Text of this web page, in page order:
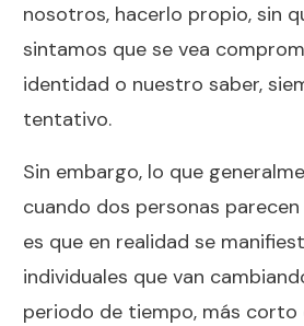
nosotros, hacerlo propio, sin
sintamos que se vea
identidad o nuestro saber,
tentativo.
Sin embargo, lo que
cuando dos personas
es que en realidad se
individuales que van
periodo de tiempo, más corto